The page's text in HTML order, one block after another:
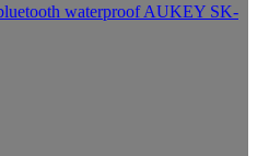
waterproof AUKEY SK-